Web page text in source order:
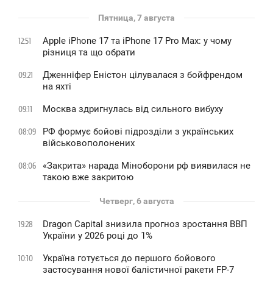
Пятница, 7 августа
12:51
Apple iPhone 17 та iPhone 17 Pro Max: у чому
різниця та що обрати
09:21
Дженніфер Еністон цілувалася з бойфрендом
на яхті
09:11 Москва здригнулась від сильного вибуху
08:09
РФ формує бойові підрозділи з українських
військовополонених
08:06
«Закрита» нарада Міноборони рф виявилася не
такою вже закритою
Четверг, 6 августа
19:28
Dragon Capital знизила прогноз зростання ВВП
України у 2026 році до 1%
10:10
Україна готується до першого бойового
застосування нової балістичної ракети FP-7